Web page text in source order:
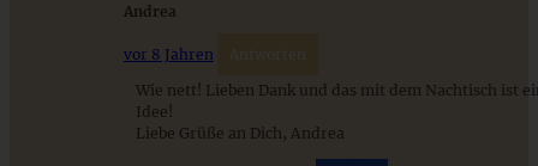
Andrea
vor 8 Jahren Antworten
Wie nett! Lieben Dank und das mit dem Nachtisch ist
Idee!
Liebe Grüße an Dich, Andrea